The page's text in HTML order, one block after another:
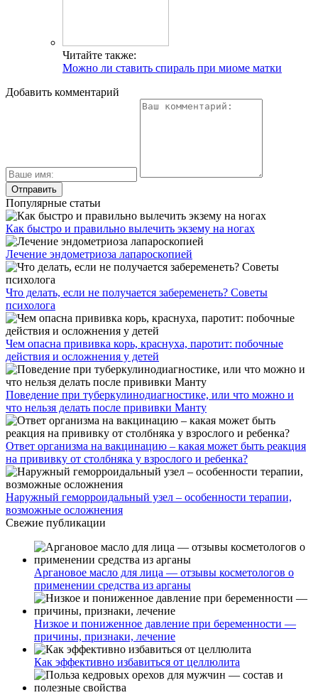
Читайте также:
Можно ли ставить спираль при миоме матки
Добавить комментарий
Популярные статьи
Как быстро и правильно вылечить экзему на ногах
Лечение эндометриоза лапароскопией
Что делать, если не получается забеременеть? Советы
психолога
Чем опасна прививка корь, краснуха, паротит: побочные
действия и осложнения у детей
Поведение при туберкулинодиагностике, или что можно и
что нельзя делать после прививки Манту
Ответ организма на вакцинацию – какая может быть реакция
на прививку от столбняка у взрослого и ребенка?
Наружный геморроидальный узел – особенности терапии,
возможные осложнения
Свежие публикации
Аргановое масло для лица — отзывы косметологов о
применении средства из арганы
Низкое и пониженное давление при беременности —
причины, признаки, лечение
Как эффективно избавиться от целлюлита